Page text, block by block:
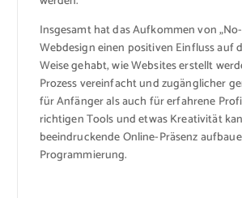
Insgesamt hat das Aufkommen von
Webdesign einen positiven Einfluss auf
Weise gehabt, wie Websites erstellt
Prozess vereinfacht und zugänglicher
für Anfänger als auch für erfahrene
richtigen Tools und etwas Kreativität
beeindruckende Online-Präsenz
Programmierung.